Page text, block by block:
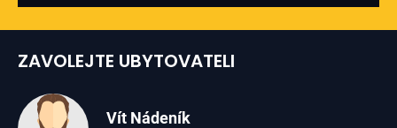
ZAVOLEJTE UBYTOVATELI
Vít Nádeník